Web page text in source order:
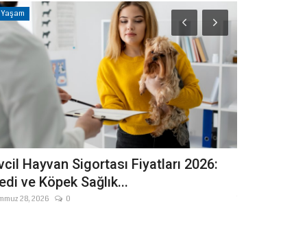
Yaşam
Hayvan Sigortası Fiyatları 2026:
ve Köpek Sağlık...
28, 2026 0